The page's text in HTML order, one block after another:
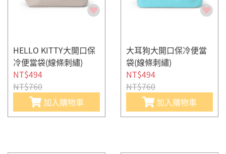
HELLO KITTY大開口保
冷便當袋(線條刺繡)
NT$494
NT$760
加入購物車
大耳狗大開口保冷便當
袋(線條刺繡)
NT$494
NT$760
加入購物車